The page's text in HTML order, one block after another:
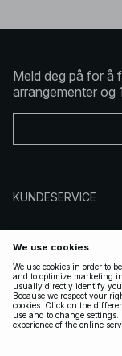
Meld deg på for å
arrangementer og
KUNDESERVICE
FØLG OSS
LOVLIG